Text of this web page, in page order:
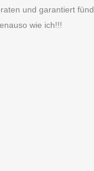
und garantiert
wie ich!!!